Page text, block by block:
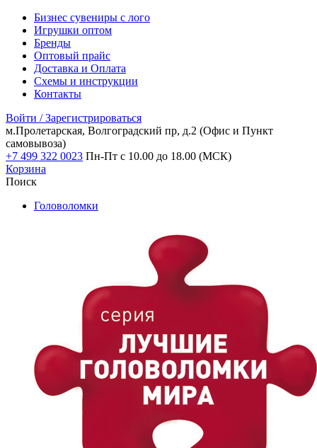
Бизнес сувениры с лого
Игрушки оптом
Бренды
Оптовый прайс
Доставка и Оплата
Схемы и инструкции
Контакты
Войти / Зарегистрироваться
м.Пролетарская, Волгоградский пр, д.2 (Офис и Пункт
самовывоза)
+7 499 322 0023 Пн-Пт с 10.00 до 18.00 (МСК)
Корзина
Поиск
Головоломки